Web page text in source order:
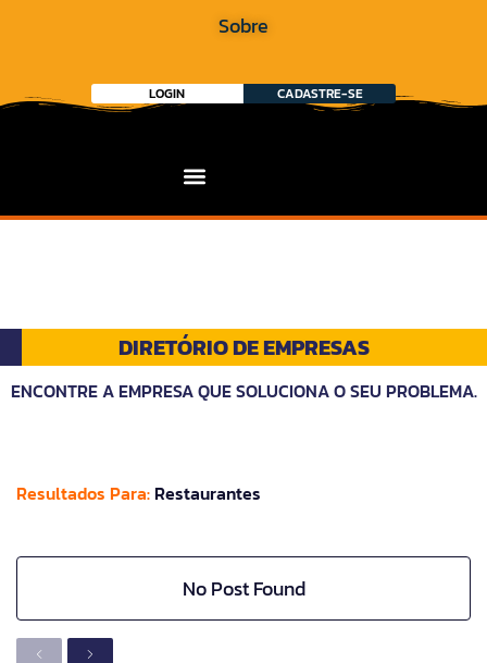
Sobre
LOGIN CADASTRE-SE
DIRETÓRIO DE EMPRESAS
ENCONTRE A EMPRESA QUE SOLUCIONA O SEU PROBLEMA.
Resultados Para: Restaurantes
No Post Found